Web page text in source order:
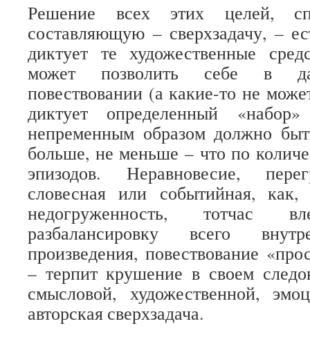
Решение всех этих целей,
составляющую – сверхзадачу, –
диктует те художественные
может позволить себе в
повествовании (а какие-то не
диктует определенный
непременным образом должно
больше, не меньше – что по
эпизодов. Неравновесие,
словесная или событийная,
недогруженность, тотчас
разбалансировку всего
произведения, повествование
– терпит крушение в своем
смысловой, художественной,
авторская сверхзадача.